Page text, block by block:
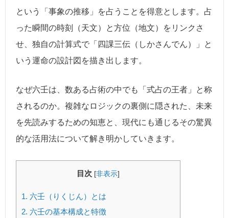
という「事象の推移」を占うことを得意とします。占
った瞬間の時刻（天文）と方位（地文）をリンクさ
せ、独自の計算式で「四課三伝（しかさんでん）」と
いう運命の設計図を描き出します。
なぜ六壬は、数ある占術の中でも「式占の王者」と称
されるのか。複雑なロジックの裏側に隠された、未来
を先読みするための知恵と、現代にも通じるその驚異
的な活用法について解き明かしていきます。
目次 [非表示]
1. 六壬（りくじん）とは
2. 六壬の基本構成と特徴